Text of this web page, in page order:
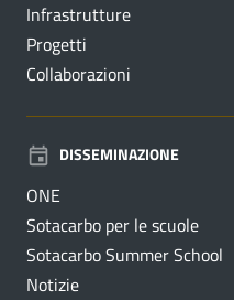
Infrastrutture
Progetti
Collaborazioni
DISSEMINAZIONE
ONE
Sotacarbo per le scuole
Sotacarbo Summer School
Notizie